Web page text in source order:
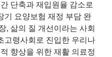
단축과 재입원율 감소로
기 요양보험 재정 부담 완
, 삶의 질 개선이라는 사회
고령사회로 진입한 우리나
향상을 위한 재활 의료정